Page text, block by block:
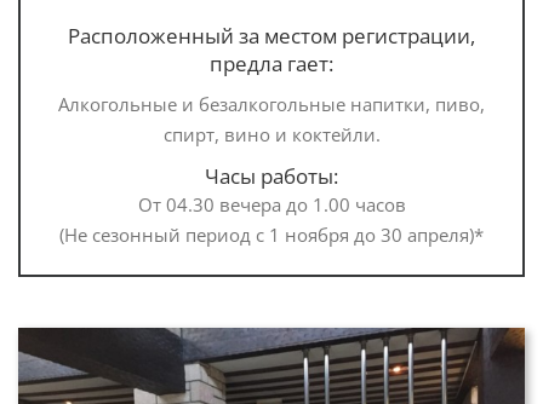
Расположенный за местом регистрации,
предла гает:
Алкогольные и безалкогольные напитки, пиво,
спирт, вино и коктейли.
Часы работы:
От 04.30 вечера до 1.00 часов
(Не сезонный период с 1 ноября до 30 апреля)*